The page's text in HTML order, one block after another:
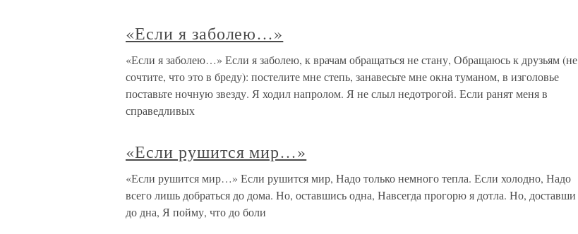
«Если я заболею…»
«Если я заболею…» Если я заболею, к врачам обращаться не стану, Обращаюсь к друзьям (не
сочтите, что это в бреду): постелите мне степь, занавесьте мне окна туманом, в изголовье
поставьте ночную звезду. Я ходил напролом. Я не слыл недотрогой. Если ранят меня в
справедливых
«Если рушится мир…»
«Если рушится мир…» Если рушится мир, Надо только немного тепла. Если холодно, Надо
всего лишь добраться до дома. Но, оставшись одна, Навсегда прогорю я дотла. Но, доставши
до дна, Я пойму, что до боли